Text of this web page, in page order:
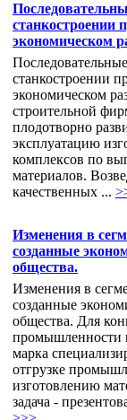
станкостроении
экономическом
станкостроении
экономическом
строительной
плодотворно
эксплуатацию
комплексов по
материалов.
качественных ...
Изменения в
созданные
общества.
Изменения в
созданные
общества. Для
промышленности
марка
отгрузке
изготовлению
задача -